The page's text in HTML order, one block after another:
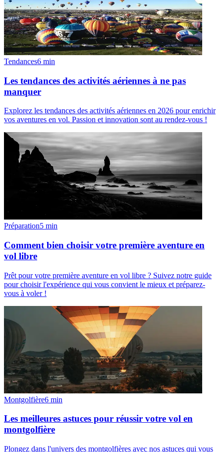
Tendances6 min
Les tendances des activités aériennes à ne pas
manquer
Explorez les tendances des activités aériennes en 2026 pour enrichir
vos aventures en vol. Passion et innovation sont au rendez-vous !
Préparation5 min
Comment bien choisir votre première aventure en
vol libre
Prêt pour votre première aventure en vol libre ? Suivez notre guide
pour choisir l'expérience qui vous convient le mieux et préparez-
vous à voler !
Montgolfière6 min
Les meilleures astuces pour réussir votre vol en
montgolfière
Plongez dans l'univers des montgolfières avec nos astuces qui vous